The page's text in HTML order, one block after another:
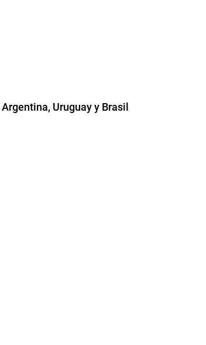
Uruguay y Brasil